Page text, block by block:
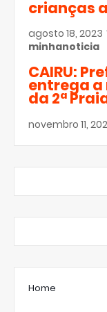
crianças
agosto 18, 2023
minhanoticia
CAIRU:
entrega
da 2ª
novembro 11,
Home